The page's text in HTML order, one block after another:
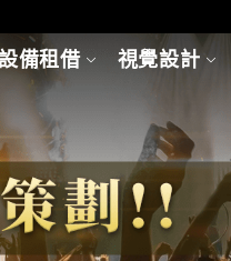
備租借 視覺設計